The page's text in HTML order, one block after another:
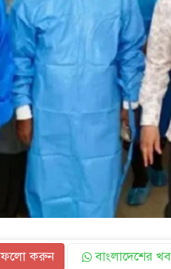
ফলো করুন বাংলাদেশের